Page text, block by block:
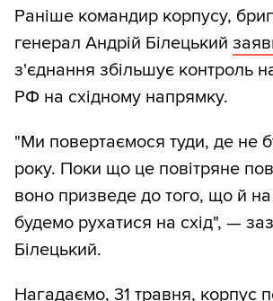
Раніше командир корпусу,
генерал Андрій Білецький
з'єднання збільшує контроль
РФ на східному напрямку.
"Ми повертаємося туди, де не
року. Поки що це повітряне
воно призведе до того, що й
будемо рухатися на схід", —
Білецький.
Нагадаємо, 31 травня, корпус